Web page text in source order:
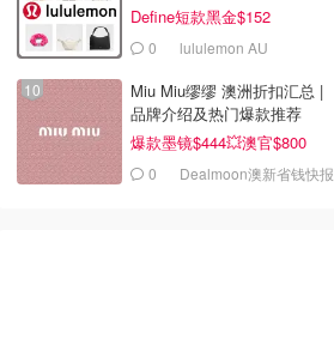
Define短款黑金$152
0 lululemon AU
Miu Miu缪缪 澳洲折扣汇总 |
品牌介绍及热门爆款推荐
爆款墨镜$444💥澳官$800
0 Dealmoon澳新省钱快报